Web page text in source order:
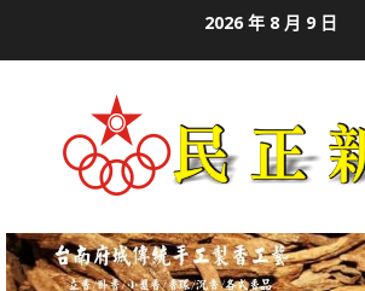
2026 年 8 月 9 日